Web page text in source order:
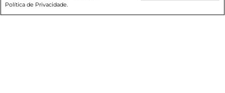
Política de Privacidade.